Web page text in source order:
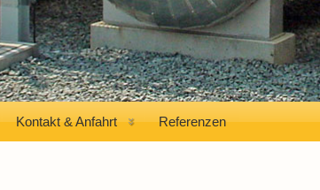
Kontakt & Anfahrt Referenzen